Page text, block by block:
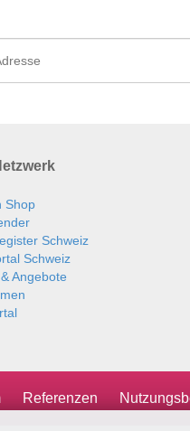
Shop
Schweiz
Schweiz
Angebote
Referenzen